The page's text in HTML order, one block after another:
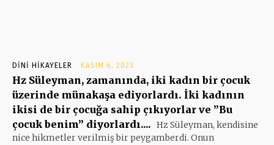
DINI HIKAYELER KASIM 6, 2023
Hz Süleyman, zamanında, iki kadın bir çocuk
üzerinde münakaşa ediyorlardı. İki kadının
ikisi de bir çocuğa sahip çıkıyorlar ve ”Bu
çocuk benim” diyorlardı.... Hz Süleyman, kendisine
nice hikmetler verilmiş bir peygamberdi. Onun